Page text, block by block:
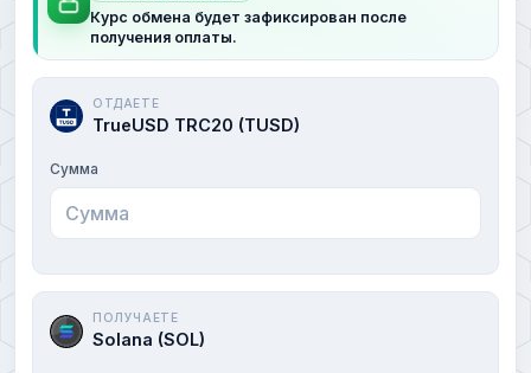
Курс обмена будет зафиксирован после
получения оплаты.
ОТДАЕТЕ
TrueUSD TRC20 (TUSD)
Сумма
ПОЛУЧАЕТЕ
Solana (SOL)